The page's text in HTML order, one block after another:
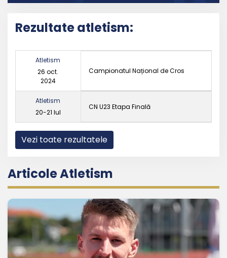
Rezultate atletism:
Atletism
26 oct.
2024
Campionatul Național de Cros
Atletism
20-21 Iul
CN U23 Etapa Finală
Vezi toate rezultatele
Articole Atletism